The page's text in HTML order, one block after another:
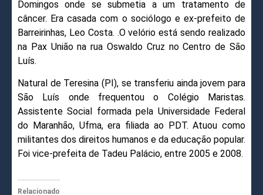
Domingos onde se submetia a um tratamento de
câncer. Era casada com o sociólogo e ex-prefeito de
Barreirinhas, Leo Costa. .O velório está sendo realizado
na Pax União na rua Oswaldo Cruz no Centro de São
Luís.
Natural de Teresina (PI), se transferiu ainda jovem para
São Luís onde frequentou o Colégio Maristas.
Assistente Social formada pela Universidade Federal
do Maranhão, Ufma, era filiada ao PDT. Atuou como
militantes dos direitos humanos e da educação popular.
Foi vice-prefeita de Tadeu Palácio, entre 2005 e 2008.
Relacionado